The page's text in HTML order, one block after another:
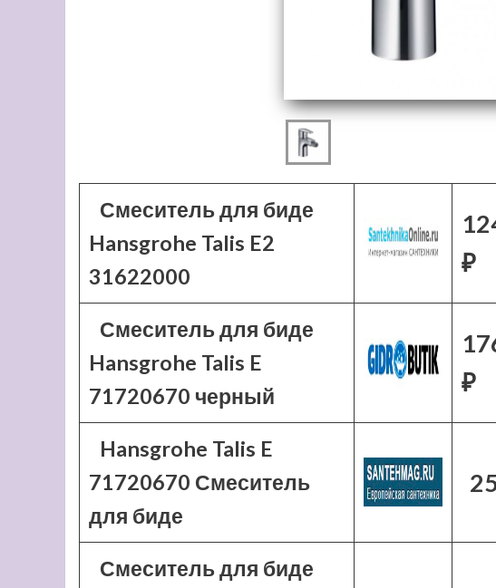
Смеситель для биде
Hansgrohe Talis E2
31622000
₽
Смеситель для биде
Hansgrohe Talis E
71720670 черный
₽
Hansgrohe Talis E
71720670 Смеситель
для биде
Смеситель для биде